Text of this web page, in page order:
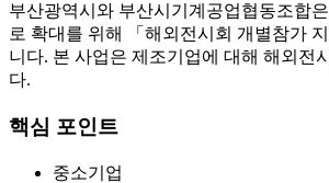
부산광역시와 부산시기계공업협동조합
로 확대를 위해 「해외전시회 개별참가
니다. 본 사업은 제조기업에 대해 해외전
다.
핵심 포인트
중소기업